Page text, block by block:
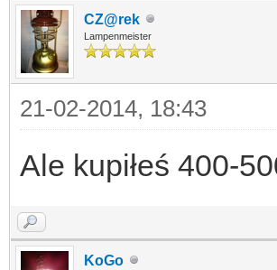
CZ@rek
Lampenmeister
21-02-2014, 18:43
Ale kupiłeś 400-
KoGo